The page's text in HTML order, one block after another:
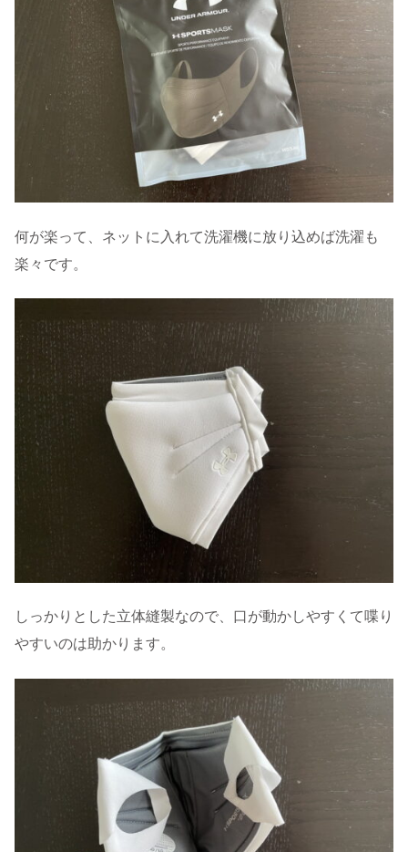
何が楽って、ネットに入れて洗濯機に放り込めば洗濯も
楽々です。
しっかりとした立体縫製なので、口が動かしやすくて喋り
やすいのは助かります。